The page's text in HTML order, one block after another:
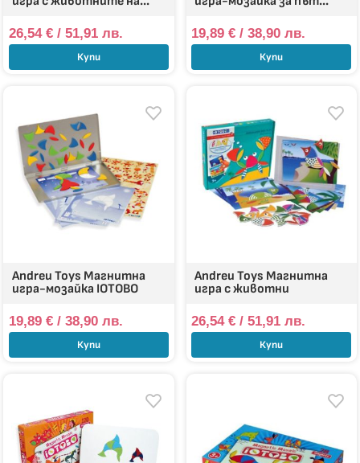
26,54 €/ 51,91 лв.
Купи
19,89 €/ 38,90 лв.
Купи
Andreu Toys Магнитна
игра-мозайка IOTOBO
19,89 €/ 38,90 лв.
Купи
Andreu Toys Магнитна
игра с животни
26,54 €/ 51,91 лв.
Купи